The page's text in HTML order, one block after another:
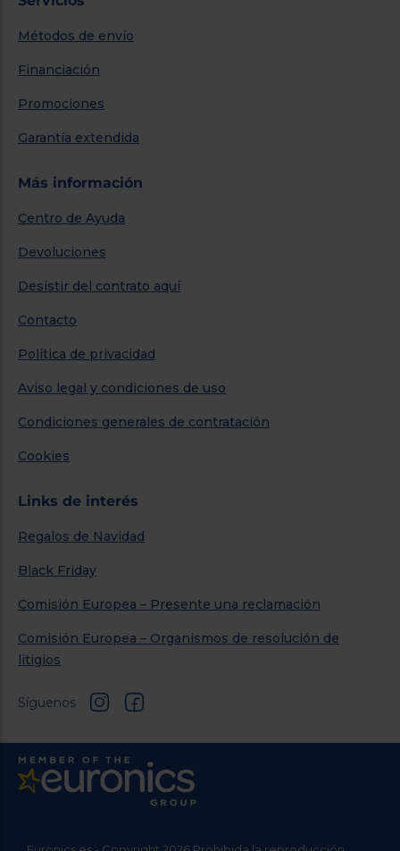
Métodos de envío
Financiación
Promociones
Garantía extendida
Más información
Centro de Ayuda
Devoluciones
Desistir del contrato aquí
Contacto
Política de privacidad
Aviso legal y condiciones de uso
Condiciones generales de contratación
Cookies
Links de interés
Regalos de Navidad
Black Friday
Comisión Europea – Presente una reclamación
Comisión Europea – Organismos de resolución de
litigios
Síguenos